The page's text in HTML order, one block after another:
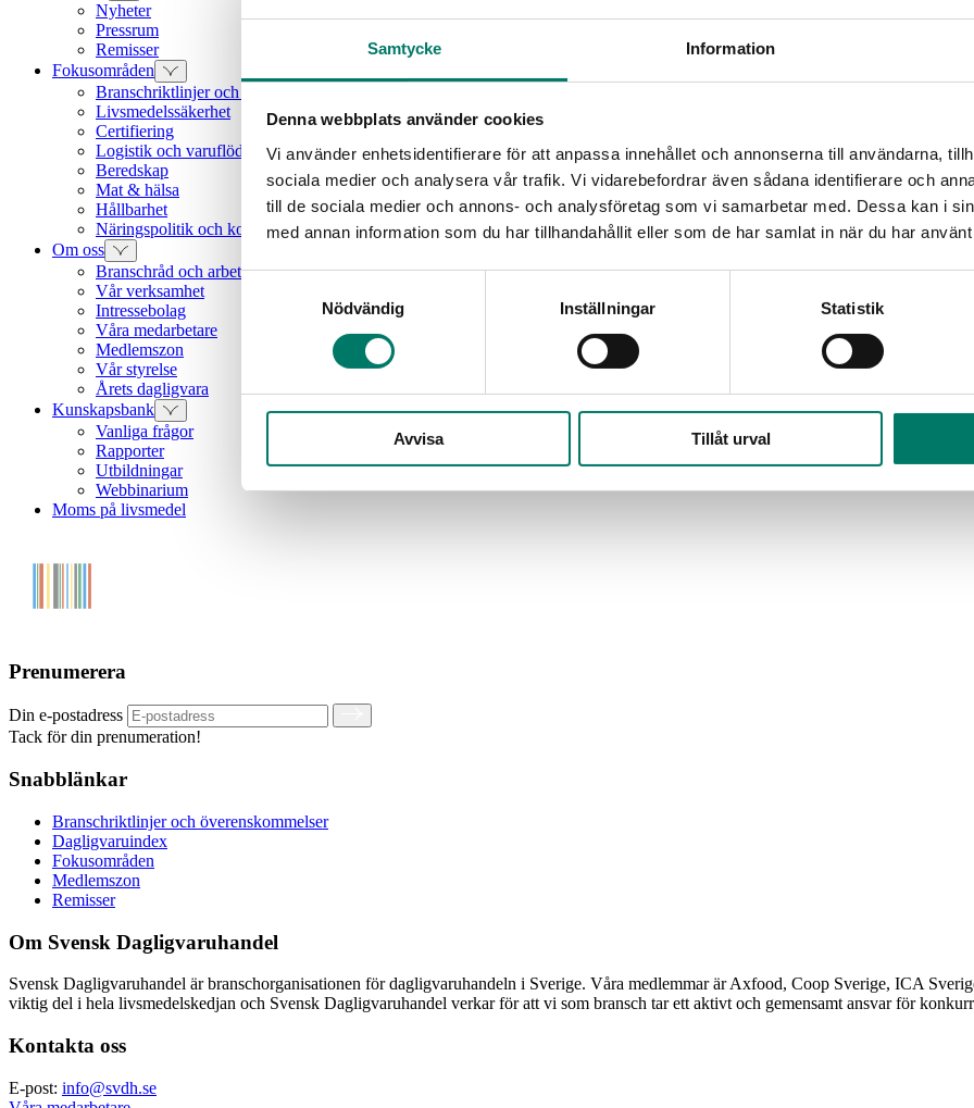
Samtycke Information
Denna webbplats använder cookies
Vi använder enhetsidentifierare för att anpassa innehållet och annonserna till användarna,
sociala medier och analysera vår trafik. Vi vidarebefordrar även sådana identifierare och
till de sociala medier och annons- och analysföretag som vi samarbetar med. Dessa kan i
med annan information som du har tillhandahållit eller som de har samlat in när du har
Samtyckesval
Nödvändig
Inställningar Statistik
Avvisa Tillåt urval
Nyheter
Pressrum
Remisser
Fokusområden
Branschriktlinjer och överenskommelser
Livsmedelssäkerhet
Certifiering
Logistik och varuflöden
Beredskap
Mat & hälsa
Hållbarhet
Näringspolitik och konkurrenskraft
Om oss
Branschråd och arbetsgrupper
Vår verksamhet
Intressebolag
Våra medarbetare
Medlemszon
Vår styrelse
Årets dagligvara
Kunskapsbank
Vanliga frågor
Rapporter
Utbildningar
Webbinarium
Moms på livsmedel
Prenumerera
Din e-postadress
Tack för din prenumeration!
Snabblänkar
Branschriktlinjer och överenskommelser
Dagligvaruindex
Fokusområden
Medlemszon
Remisser
Om Svensk Dagligvaruhandel
Svensk Dagligvaruhandel är branschorganisationen för dagligvaruhandeln i Sverige. Våra medlemmar är Axfood, Coop Sverige, ICA
viktig del i hela livsmedelskedjan och Svensk Dagligvaruhandel verkar för att vi som bransch tar ett aktivt och gemensamt ansvar för
Kontakta oss
E-post: info@svdh.se